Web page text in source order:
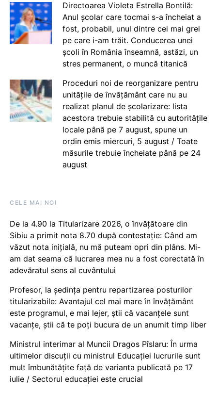
Directoarea Violeta Estrella Bontilă:
Anul școlar care tocmai s-a încheiat a
fost, probabil, unul dintre cei mai grei
pe care i-am trăit. Conducerea unei
școli în România înseamnă, astăzi, un
stres permanent, o muncă titanică
Proceduri noi de reorganizare pentru
unitățile de învățământ care nu au
realizat planul de școlarizare: lista
acestora trebuie stabilită cu autoritățile
locale până pe 7 august, spune un
ordin emis miercuri, 5 august / Toate
măsurile trebuie încheiate până pe 24
august
CELE MAI NOI
De la 4.90 la Titularizare 2026, o învățătoare din
Sibiu a primit nota 8.70 după contestație: Când am
văzut nota inițială, nu mă puteam opri din plâns. Mi-
am dat seama că lucrarea mea nu a fost corectată în
adevăratul sens al cuvântului
Profesor, la ședința pentru repartizarea posturilor
titularizabile: Avantajul cel mai mare în învățământ
este programul, e mai lejer, știi că vacanțele sunt
vacanţe, știi că te poți bucura de un anumit timp liber
Ministrul interimar al Muncii Dragos Pîslaru: În urma
ultimelor discuții cu ministrul Educației lucrurile sunt
mult îmbunătățite față de varianta publicată pe 17
iulie / Sectorul educației este crucial